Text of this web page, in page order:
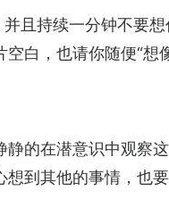
并且持续一分钟不要
白，也请你随便“想
静的在潜意识中观察
到其他的事情，也